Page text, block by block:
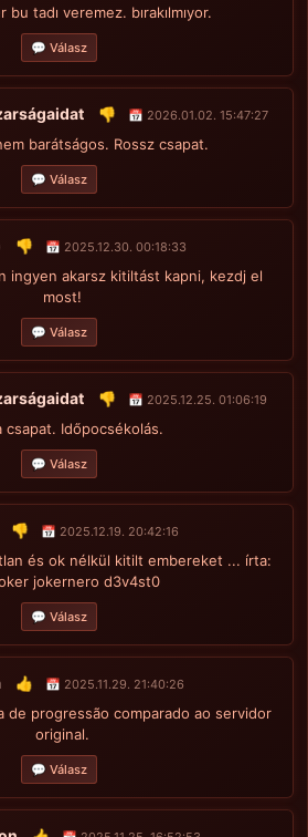
tadı veremez. bırakılmıyor.
💬 Válasz
👎 📅 2026.01.02. 15:47:27
barátságos. Rossz csapat.
💬 Válasz
👎 📅 2025.12.30. 00:18:33
ingyen akarsz kitiltást kapni, kezdj el
most!
💬 Válasz
👎 📅 2025.12.25. 01:06:19
csapat. Időpocsékolás.
💬 Válasz
👎 📅 2025.12.19. 20:42:16
és ok nélkül kitilt embereket ... írta:
jokernero d3v4st0
💬 Válasz
👍 📅 2025.11.29. 21:40:26
de progressão comparado ao servidor
original.
💬 Válasz